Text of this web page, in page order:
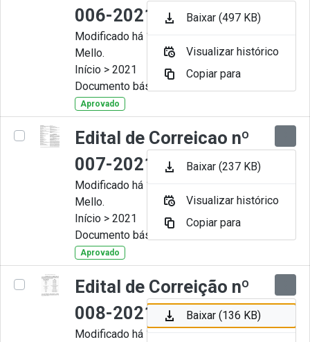
006-2021
Modificado há 11 Meses por Artur
Mello.
Início > 2021
Documento básico
Aprovado
Edital de Correicao nº
007-2021
Modificado há 11 Meses por Artur
Mello.
Início > 2021
Documento básico
Aprovado
Edital de Correição nº
008-2021
Modificado há 11 Meses por Artur
Baixar (497 KB)
Visualizar histórico
Copiar para
Baixar (237 KB)
Visualizar histórico
Copiar para
Baixar (136 KB)